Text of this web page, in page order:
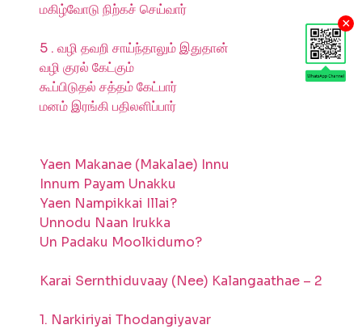
×
மகிழ்வோடு நிற்கச் செய்வார்
5 . வழி தவறி சாய்ந்தாலும் இதுதான்
வழி குரல் கேட்கும்
கூப்பிடுதல் சத்தம் கேட்பார்
மனம் இரங்கி பதிலளிப்பார்
Yaen Makanae (Makalae) Innu
Innum Payam Unakku
Yaen Nampikkai Illai?
Unnodu Naan Irukka
Un Padaku Moolkidumo?
Karai Sernthiduvaay (Nee) Kalangaathae – 2
1. Narkiriyai Thodangiyavar